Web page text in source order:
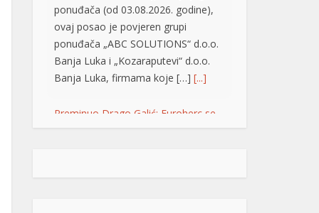
ponuđača (od 03.08.2026. godine),
ovaj posao je povjeren grupi
ponuđača „ABC SOLUTIONS“ d.o.o.
Banja Luka i „Kozaraputevi“ d.o.o.
Banja Luka, firmama koje […] [...]
Preminuo Drago Galić: Euroherc se
oprašta od jednog od svojih
Drago Galić iz Širokog